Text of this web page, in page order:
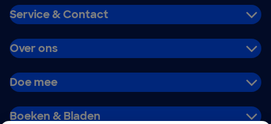
Service & Contact
Over ons
Doe mee
Boeken & Bladen